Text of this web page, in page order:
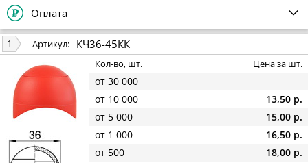
Оплата
1 Артикул: КЧ36-45КК
Кол-во, шт. Цена за шт.
от 30 000
от 10 000
13,50 р.
от 5 000
15,00 р.
от 1 000
16,50 р.
от 500
18,00 р.